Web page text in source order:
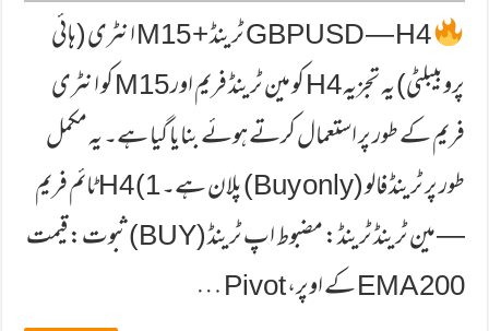
GBPUSD — H4 ٹرینڈ + M15 انٹری (ہائی
پروبیبلٹی) یہ تجزیہ H4 کو مین ٹرینڈ فریم اور M15 کو انٹری
فریم کے طور پر استعمال کرتے ہوئے بنایا گیا ہے۔ یہ مکمل
طور پر ٹرینڈ فالو (Buy only) پلان ہے۔ 1) H4 ٹائم فریم
— مین ٹرینڈ ٹرینڈ: مضبوط اپ ٹرینڈ (BUY) ثبوت: قیمت
200 EMA کے اوپر، Pivot …